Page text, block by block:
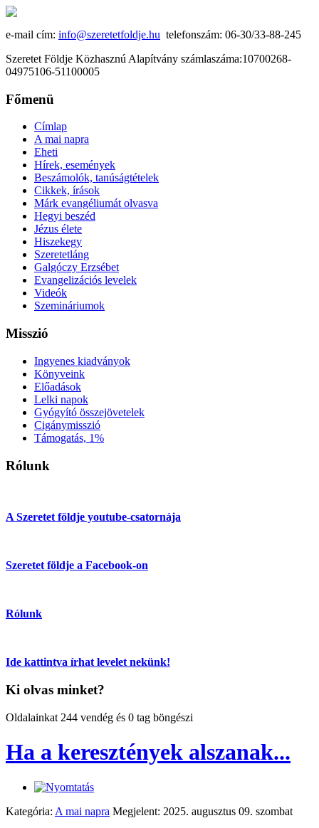
e-mail cím: info@szeretetfoldje.hu telefonszám: 06-30/33-88-245
Szeretet Földje Közhasznú Alapítvány számlaszáma:10700268-
04975106-51100005
Főmenü
Címlap
A mai napra
Eheti
Hírek, események
Beszámolók, tanúságtételek
Cikkek, írások
Márk evangéliumát olvasva
Hegyi beszéd
Jézus élete
Hiszekegy
Szeretetláng
Galgóczy Erzsébet
Evangelizációs levelek
Videók
Szemináriumok
Misszió
Ingyenes kiadványok
Könyveink
Előadások
Lelki napok
Gyógyító összejövetelek
Cigánymisszió
Támogatás, 1%
Rólunk
A Szeretet földje youtube-csatornája
Szeretet földje a Facebook-on
Rólunk
Ide kattintva írhat levelet nekünk!
Ki olvas minket?
Oldalainkat 244 vendég és 0 tag böngészi
Ha a keresztények alszanak...
Kategória: A mai napra Megjelent: 2025. augusztus 09. szombat